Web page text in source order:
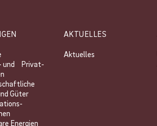
und Privat­
Güter
Energien
AKTUELLES
Aktuelles